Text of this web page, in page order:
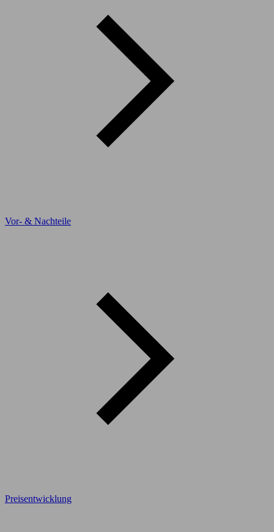
Vor- & Nachteile
Preisentwicklung